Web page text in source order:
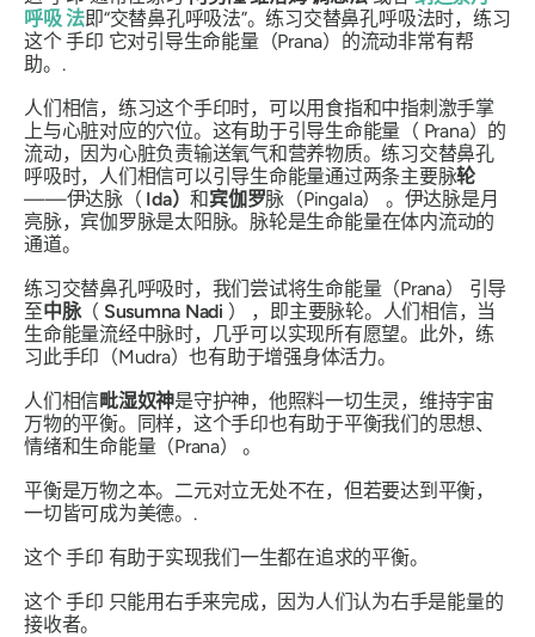
呼吸法即“交替鼻孔呼吸法”。练习交替鼻孔呼吸法时，练习
这个手印 它对引导生命能量（Prana）的流动非常有帮
助。.
人们相信，练习这个手印时，可以用食指和中指刺激手掌
上与心脏对应的穴位。这有助于引导生命能量（ Prana） 的
流动，因为心脏负责输送氧气和营养物质。练习交替鼻孔
呼吸时，人们相信可以引导生命能量通过两条主要脉轮
——伊达脉（ Ida）和宾伽罗脉（Pingala） 。伊达脉是月
亮脉， 宾伽罗脉是太阳脉。 脉轮是生命能量在体内流动的
通道。
练习交替鼻孔呼吸时，我们尝试将生命能量 （Prana） 引导
至中脉（ Susumna Nadi ） ，即主要脉轮。人们相信，当
生命能量流经中脉时，几乎可以实现所有愿望。此外，练
习此手印（Mudra）也有助于增强身体活力。
人们相信毗湿奴神是守护神，他照料一切生灵，维持宇宙
万物的平衡。同样，这个手印也有助于平衡我们的思想、
情绪和生命能量（Prana）
。
平衡是万物之本。二元对立无处不在，但若要达到平衡，
一切皆可成为美德。.
这个手印 有助于实现我们一生都在追求的平衡。
这个手印 只能用右手来完成，因为人们认为右手是能量的
接收者。